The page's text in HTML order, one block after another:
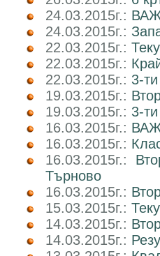
24.03.2015г.:
24.03.2015г.:
22.03.2015г.:
22.03.2015г.:
22.03.2015г.: 3-
19.03.2015г.:
19.03.2015г.: 3-
16.03.2015г.:
16.03.2015г.:
16.03.2015г.:
Търново
16.03.2015г.:
15.03.2015г.:
14.03.2015г.:
14.03.2015г.: